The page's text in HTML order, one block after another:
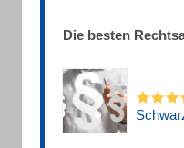
Die besten